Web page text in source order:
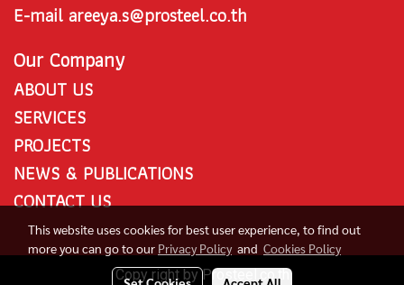
E-mail areeya.s@prosteel.co.th
Our Company
ABOUT US
SERVICES
PROJECTS
NEWS & PUBLICATIONS
CONTACT US
Copy right by Prosteel.co.th
This website uses cookies for best user experience, to find out
more you can go to our Privacy Policyand Cookies Policy